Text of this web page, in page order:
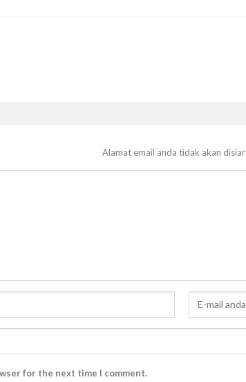
Alamat email anda tidak akan
for the next time I comment.